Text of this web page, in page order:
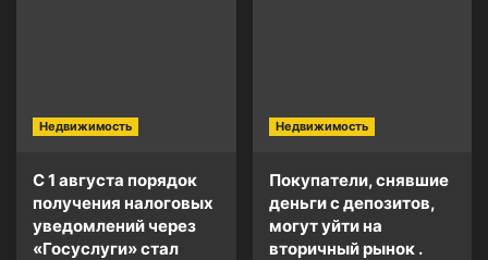
Недвижимость
С 1 августа порядок
получения налоговых
уведомлений через
«Госуслуги» стал
Недвижимость
Покупатели, снявшие
деньги с депозитов,
могут уйти на
вторичный рынок .